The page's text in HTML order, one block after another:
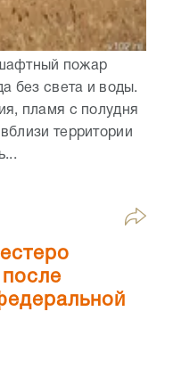
пожар
без света и воды.
пламя с полудня
территории